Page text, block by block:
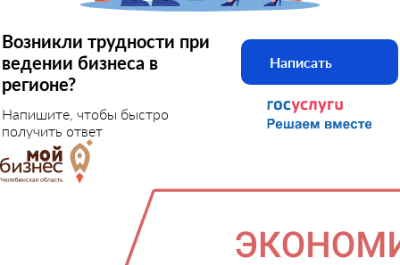
Возникли трудности при
ведении бизнеса в
регионе?
Напишите, чтобы быстро
получить ответ
Написать